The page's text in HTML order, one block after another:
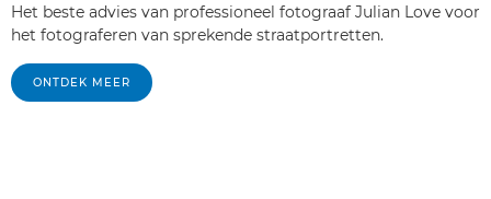
Het beste advies van professioneel fotograaf Julian Love voor
het fotograferen van sprekende straatportretten.
ONTDEK MEER